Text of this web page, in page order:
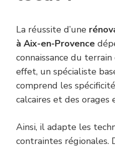
La réussite d’une
à Aix-en-Provence
connaissance du
effet, un spécialiste
comprend les
calcaires et des orages
Ainsi, il adapte les
contraintes régionales.